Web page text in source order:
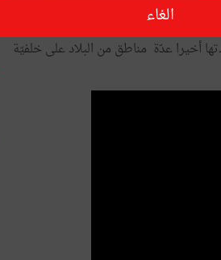
السبت بإشراف رئيس الحكومة الحبيب
أخيرا عدّة مناطق من البلاد على خلفيّة
الغاء